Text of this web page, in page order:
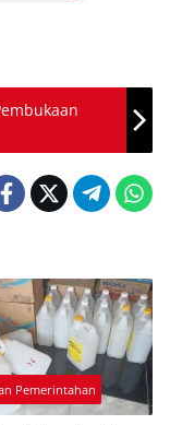
Pemerintahan